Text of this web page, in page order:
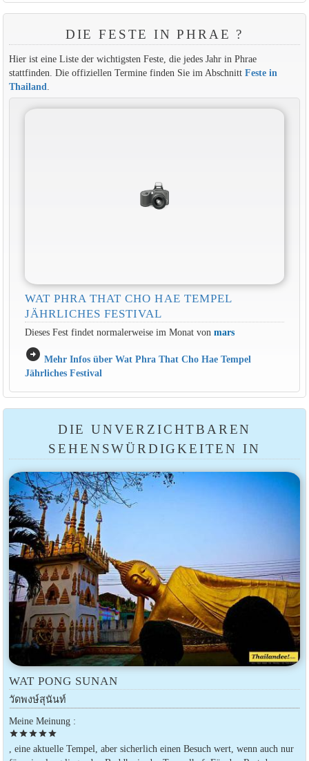
DIE FESTE IN PHRAE ?
Hier ist eine Liste der wichtigsten Feste, die jedes Jahr in Phrae
stattfinden. Die offiziellen Termine finden Sie im Abschnitt Feste in
Thailand.
WAT PHRA THAT CHO HAE TEMPEL
JÄHRLICHES FESTIVAL
Dieses Fest findet normalerweise im Monat von mars
arrow_circle_right Mehr Infos über Wat Phra That Cho Hae Tempel
Jährliches Festival
DIE UNVERZICHTBAREN
SEHENSWÜRDIGKEITEN IN
WAT PONG SUNAN
วัดพงษ์สุนันท์
Meine Meinung :
starstarstarstarstar
, eine aktuelle Tempel, aber sicherlich einen Besuch wert, wenn auch nur